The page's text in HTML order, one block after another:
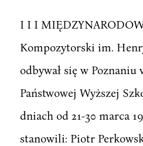
I I I
Kompozytorski im.
odbywał się w Poznaniu
Państwowej Wyższej
dniach od 21-30 marca
stanowili: Piotr